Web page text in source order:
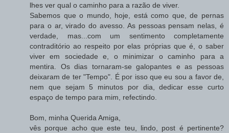
lhes ver qual o caminho para a razão de viver.
Sabemos que o mundo, hoje, está como que, de pernas
para o ar, virado do avesso. As pessoas pensam nelas, é
verdade, mas...com um sentimento completamente
contraditório ao respeito por elas próprias que é, o saber
viver em sociedade e, o minimizar o caminho para a
mentira. Os dias tornaram-se galopantes e as pessoas
deixaram de ter "Tempo". É por isso que eu sou a favor de,
nem que sejam 5 minutos por dia, dedicar esse curto
espaço de tempo para mim, refectindo.
Bom, minha Querida Amiga,
vês porque acho que este teu, lindo, post é pertinente?